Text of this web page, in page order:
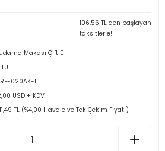
106,56 TL den başlayan
taksitlerle!!
Makası Çift El
020AK-1
USD + KDV
TL (%4,00 Havale ve Tek Çekim Fiyatı)